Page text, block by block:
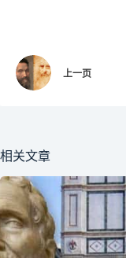
上一页
相关文章